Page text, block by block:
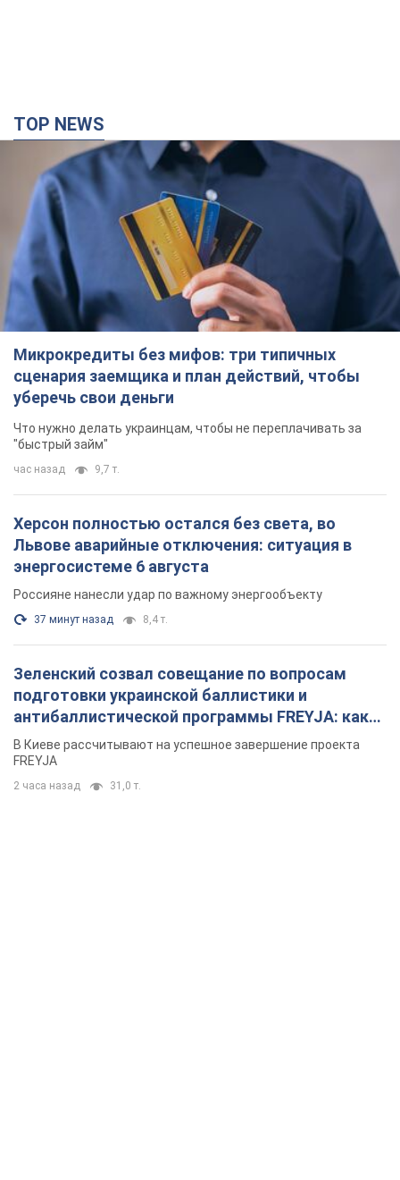
TOP NEWS
Микрокредиты без мифов: три типичных
сценария заемщика и план действий, чтобы
уберечь свои деньги
Что нужно делать украинцам, чтобы не переплачивать за
"быстрый займ"
час назад 9,7 т.
Херсон полностью остался без света, во
Львове аварийные отключения: ситуация в
энергосистеме 6 августа
Россияне нанесли удар по важному энергообъекту
37 минут назад 8,4 т.
Зеленский созвал совещание по вопросам
подготовки украинской баллистики и
антибаллистической программы FREYJA: какие
решения готовятся
В Киеве рассчитывают на успешное завершение проекта
FREYJA
2 часа назад 31,0 т.